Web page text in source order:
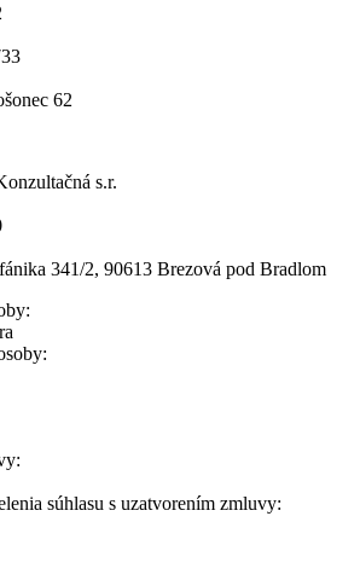
62
s.r.
341/2, 90613 Brezová pod Bradlom
súhlasu s uzatvorením zmluvy: